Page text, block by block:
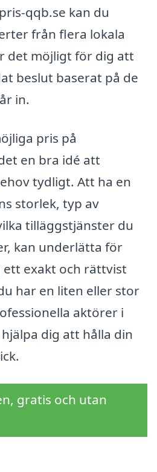
qqb.se kan du
från flera lokala
det möjligt för dig att
beslut baserat på de
in.
pris på
en bra idé att
tydligt. Att ha en
storlek, typ av
tilläggstjänster du
kan underlätta för
exakt och rättvist
har en liten eller stor
aktörer i
dig att hålla din
gratis och utan